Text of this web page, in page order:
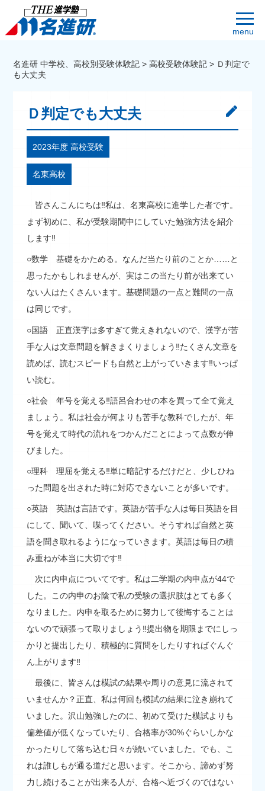
menu
名進研 中学校、高校別受験体験記 >高校受験体験記 > Ｄ判定で
も大丈夫
Ｄ判定でも大丈夫
2023年度 高校受験
名東高校
皆さんこんにちは‼私は、名東高校に進学した者です。
まず初めに、私が受験期間中にしていた勉強方法を紹介
します‼
○数学 基礎をかためる。なんだ当たり前のことか……と
思ったかもしれませんが、実はこの当たり前が出来てい
ない人はたくさんいます。基礎問題の一点と難問の一点
は同じです。
○国語 正直漢字は多すぎて覚えきれないので、漢字が苦
手な人は文章問題を解きまくりましょう‼たくさん文章を
読めば、読むスピードも自然と上がっていきます‼いっぱ
い読む。
○社会 年号を覚える‼語呂合わせの本を買って全て覚え
ましょう。私は社会が何よりも苦手な教科でしたが、年
号を覚えて時代の流れをつかんだことによって点数が伸
びました。
○理科 理屈を覚える‼単に暗記するだけだと、少しひね
った問題を出された時に対応できないことが多いです。
○英語 英語は言語です。英語が苦手な人は毎日英語を目
にして、聞いて、喋ってください。そうすれば自然と英
語を聞き取れるようになっていきます。英語は毎日の積
み重ねが本当に大切です‼
次に内申点についてです。私は二学期の内申点が44で
した。この内申のお陰で私の受験の選択肢はとても多く
なりました。内申を取るために努力して後悔することは
ないので頑張って取りましょう‼提出物を期限までにしっ
かりと提出したり、積極的に質問をしたりすればぐんぐ
ん上がります‼
最後に、皆さんは模試の結果や周りの意見に流されて
いませんか？正直、私は何回も模試の結果に泣き崩れて
いました。沢山勉強したのに、初めて受けた模試よりも
偏差値が低くなっていたり、合格率が30%ぐらいしかな
かったりして落ち込む日々が続いていました。でも、こ
れは誰しもが通る道だと思います。そこから、諦めず努
力し続けることが出来る人が、合格へ近づくのではない